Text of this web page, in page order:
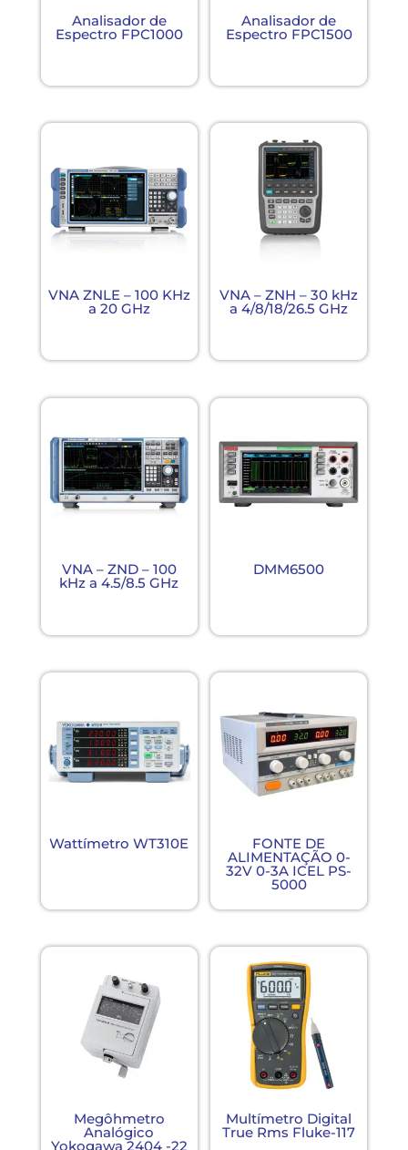
Analisador de
Espectro FPC1000
Analisador de
Espectro FPC1500
VNA ZNLE – 100 KHz
a 20 GHz
VNA – ZNH – 30 kHz
a 4/8/18/26.5 GHz
VNA – ZND – 100
kHz a 4.5/8.5 GHz
DMM6500
Wattímetro WT310E FONTE DE
ALIMENTAÇÃO 0-
32V 0-3A ICEL PS-
5000
Megôhmetro
Analógico
Yokogawa 2404 -22
Multímetro Digital
True Rms Fluke-117